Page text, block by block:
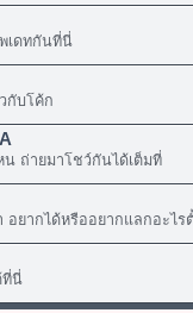
เดทกันที่นี่
กับโค้ก
ถ่ายมาโชว์กันได้เต็มที่
ยากได้หรืออยากแลกอะไร
ที่นี่